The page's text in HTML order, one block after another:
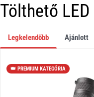
Tölthető
Legkelendőbb Ajánlott
👑 PREMIUM KATEGÓRIA